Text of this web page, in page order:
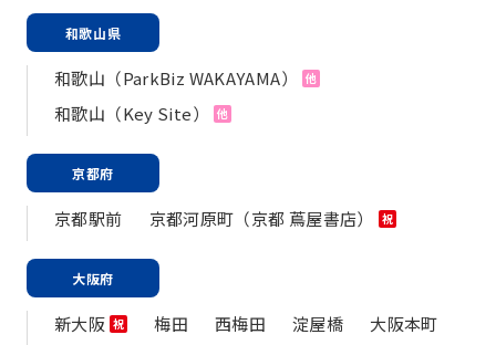
和歌山県
和歌山（ParkBiz WAKAYAMA） 他
和歌山（Key Site） 他
京都府
京都駅前 京都河原町（京都 蔦屋書店） 祝
大阪府
新大阪 祝 梅田 西梅田 淀屋橋
大阪本町